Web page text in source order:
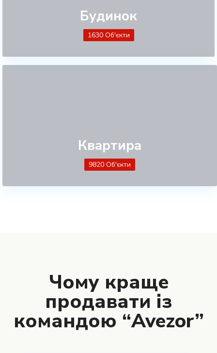
Будинок
1630 Об'єкти
Квартира
9820 Об'єкти
Чому краще
продавати із
командою “Avezor”